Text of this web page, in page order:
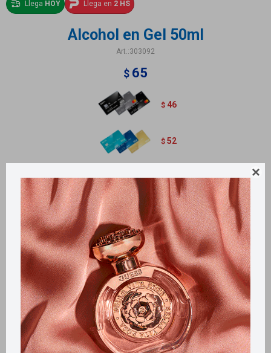

Llega HOY Llega en 2 HS
Alcohol en Gel 50ml
303092
$ 65
$ 46
$ 52
Métodos y costos de envío
Retiros gratuitos en tiendas
Productos que te pueden interesar